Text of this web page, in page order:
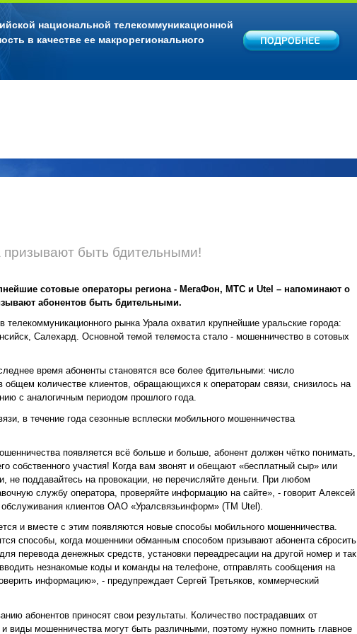
национальной телекоммуникационной
в качестве ее макрорегионального
быть бдительными!
сотовые операторы региона - МегаФон, МТС и Utel – напоминают о
абонентов быть бдительными.
рынка Урала охватил крупнейшие уральские города:
Салехард. Основной темой телемоста стало - мошенничество в сотовых
время абоненты становятся все более бдительными: число
количестве клиентов, обращающихся к операторам связи, снизилось на
с аналогичным периодом прошлого года.
в течение года сезонные всплески мобильного мошенничества
появляется всё больше и больше, абонент должен чётко понимать,
собственного участия! Когда вам звонят и обещают «бесплатный сыр» или
поддавайтесь на провокации, не перечисляйте деньги. При любом
службу оператора, проверяйте информацию на сайте», - говорит Алексей
клиентов ОАО «Уралсвязьинформ» (ТМ Utel).
и вместе с этим появляются новые способы мобильного мошенничества.
способы, когда мошенники обманным способом призывают абонента сбросить
перевода денежных средств, установки переадресации на другой номер и так
незнакомые коды и команды на телефоне, отправлять сообщения на
информацию», - предупреждает Сергей Третьяков, коммерческий
абонентов приносят свои результаты. Количество пострадавших от
виды мошенничества могут быть различными, поэтому нужно помнить главное